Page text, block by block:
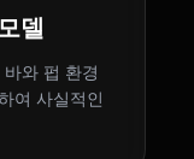
델
와 펍 환경
여 사실적인